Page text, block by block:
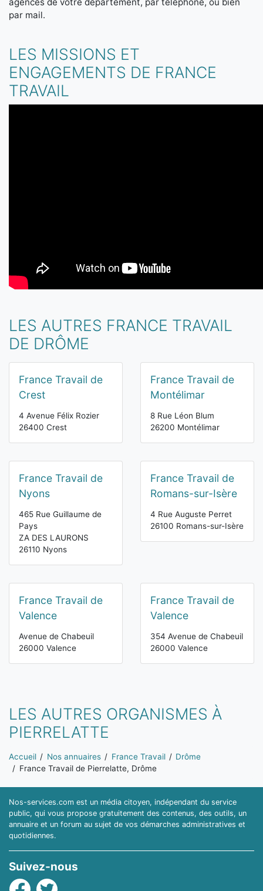
agences de votre département, par téléphone, ou bien
par mail.
LES MISSIONS ET
ENGAGEMENTS DE FRANCE
TRAVAIL
LES AUTRES FRANCE TRAVAIL
DE DRÔME
France Travail de
Crest
4 Avenue Félix Rozier
26400 Crest
France Travail de
Montélimar
8 Rue Léon Blum
26200 Montélimar
France Travail de
Nyons
465 Rue Guillaume de
Pays
ZA DES LAURONS
26110 Nyons
France Travail de
Romans-sur-Isère
4 Rue Auguste Perret
26100 Romans-sur-Isère
France Travail de
Valence
Avenue de Chabeuil
26000 Valence
France Travail de
Valence
354 Avenue de Chabeuil
26000 Valence
LES AUTRES ORGANISMES À
PIERRELATTE
Vous êtes ici:
Accueil Nos annuaires France Travail
Drôme
France Travail de Pierrelatte, Drôme
Nos-services.com est un média citoyen, indépendant du service
public, qui vous propose gratuitement des contenus, des outils, un
annuaire et un forum au sujet de vos démarches administratives et
quotidiennes.
Suivez-nous
Facebook
Twitter